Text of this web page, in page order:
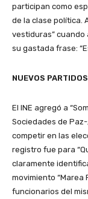
participan como
de la clase política.
vestiduras”
su gastada frase:
NUEVOS PARTIDOS
El INE agregó a
Sociedades de
competir en las
registro fue para
claramente
movimiento “Marea
funcionarios del